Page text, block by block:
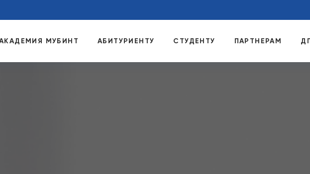
МУБИНТ АБИТУРИЕНТУ СТУДЕНТУ ПАРТНЕРАМ